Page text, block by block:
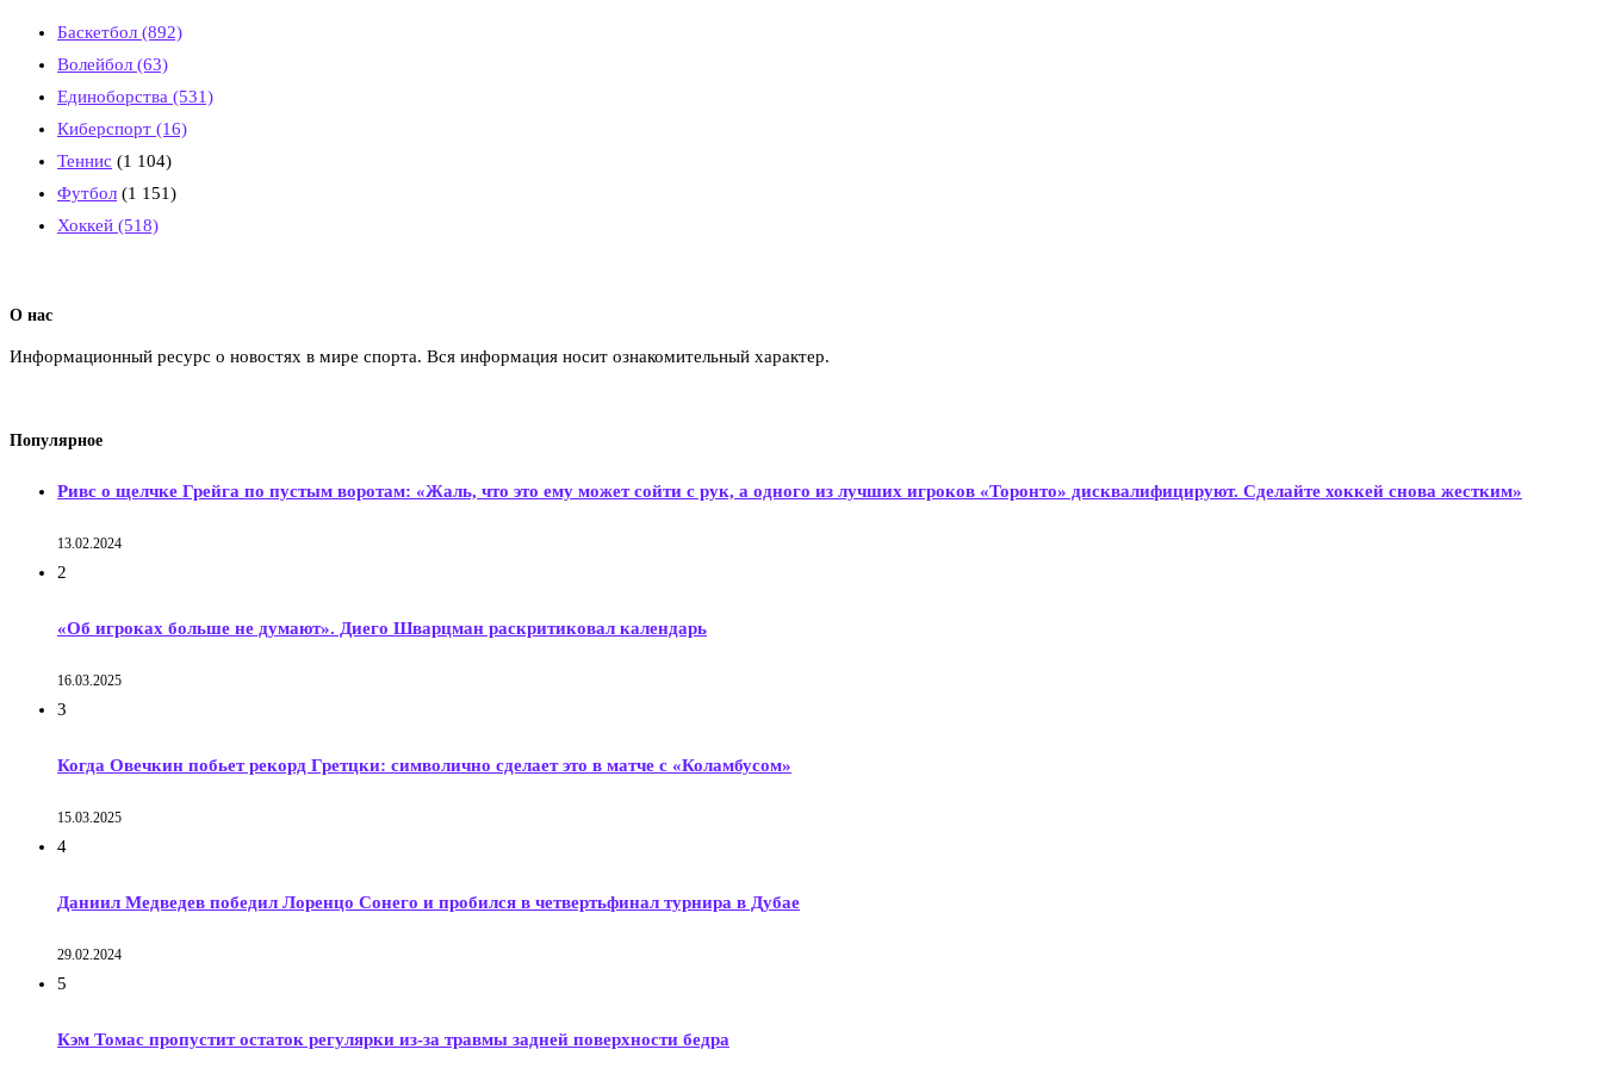
Баскетбол (892)
Волейбол (63)
Единоборства (531)
Киберспорт (16)
Теннис (1 104)
Футбол (1 151)
Хоккей (518)
О нас
Информационный ресурс о новостях в мире спорта. Вся информация носит ознакомительный характер.
Популярное
Ривс о щелчке Грейга по пустым воротам: «Жаль, что это ему может сойти с рук, а одного из лучших игроков «Торонто» дисквалифицируют. Сделайте хоккей снова жестким»
13.02.2024
2
«Об игроках больше не думают». Диего Шварцман раскритиковал календарь
16.03.2025
3
Когда Овечкин побьет рекорд Гретцки: символично сделает это в матче с «Коламбусом»
15.03.2025
4
Даниил Медведев победил Лоренцо Сонего и пробился в четвертьфинал турнира в Дубае
29.02.2024
5
Кэм Томас пропустит остаток регулярки из-за травмы задней поверхности бедра